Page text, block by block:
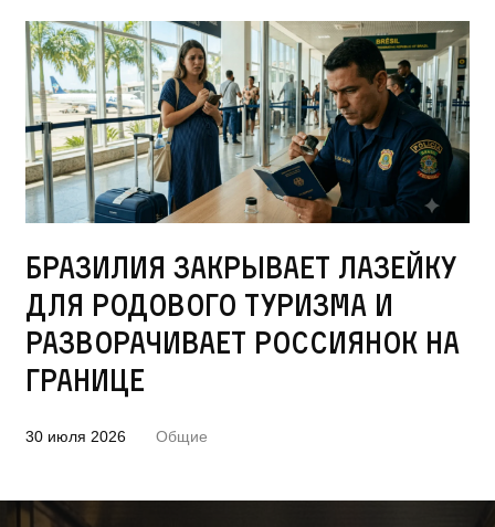
Бразилия закрывает лазейку
для родового туризма и
разворачивает россиянок на
границе
30 июля 2026 Общие